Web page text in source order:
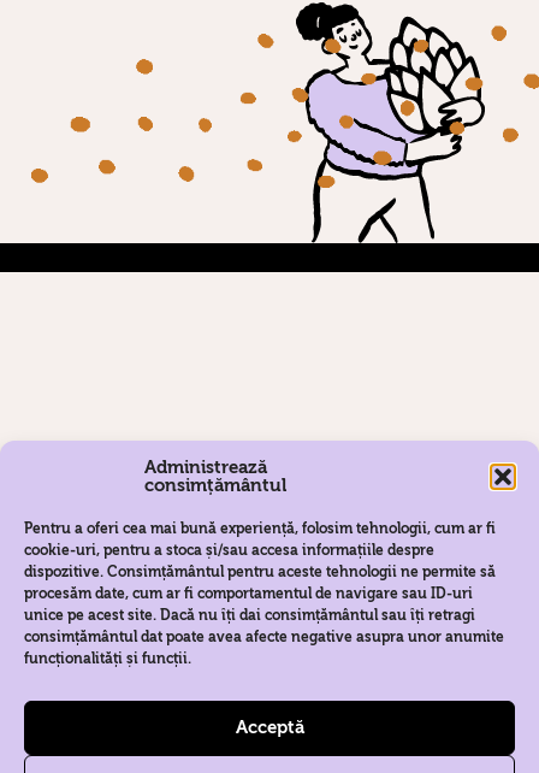
Administrează
consimțământul
Pentru a oferi cea mai bună experiență, folosim tehnologii, cum ar fi
cookie-uri, pentru a stoca și/sau accesa informațiile despre
dispozitive. Consimțământul pentru aceste tehnologii ne permite să
procesăm date, cum ar fi comportamentul de navigare sau ID-uri
unice pe acest site. Dacă nu îți dai consimțământul sau îți retragi
consimțământul dat poate avea afecte negative asupra unor anumite
funcționalități și funcții.
Acceptă
VP CRAFT INDUSTRIES SRL